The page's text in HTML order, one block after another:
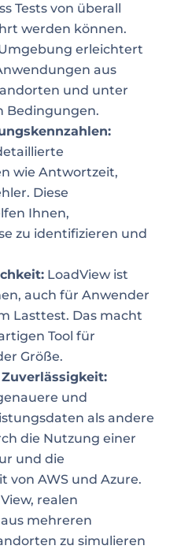
Tests von überall
werden können.
erleichtert
aus
und unter
Bedingungen.
wie Antwortzeit,
Diese
Ihnen,
zu identifizieren und
LoadView ist
auch für Anwender
Lasttest. Das macht
Tool für
Größe.
und
als andere
die Nutzung einer
und die
von AWS und Azure.
realen
mehreren
zu simulieren